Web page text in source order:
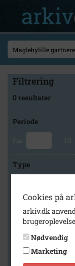
Filtrering
0 resultater
Periode
Fra Til
Type
Arkiv
Tårnby Stads-
Cookies på
arkiv.dk
Nødvendig
Marketing